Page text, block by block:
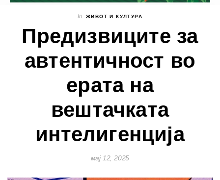
In ЖИВОТ И КУЛТУРА
Предизвиците за
автентичност во
ерата на
вештачката
интелигенција
мај 12, 2025